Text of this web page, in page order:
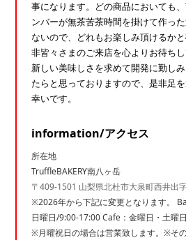
事になります。どの商品においても
ンバーが無茶苦茶時間を掛けて作っ
ないので、どれもお楽しみ頂けるか
非皆々さまのご来店を心よりお待ち
新しい美味しさを求めて開発に勤し
たらと思っておりますので、是非足
幸いです。
information/アクセス
所在地
TruffleBAKERY南八ヶ岳
〒409-1501 山梨県北杜市大泉町西井出
※2026年から下記に変更となります。
日曜日/9:00-17:00 Cafe：金曜日・土曜
※月曜祝日の場合は営業致します。※そ